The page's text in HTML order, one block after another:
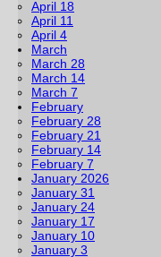
April 18
April 11
April 4
March
March 28
March 14
March 7
February
February 28
February 21
February 14
February 7
January 2026
January 31
January 24
January 17
January 10
January 3